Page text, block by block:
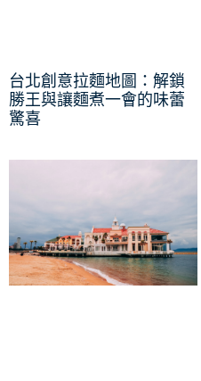
台北創意拉麵地圖：解鎖
勝王與讓麵煮一會的味蕾
驚喜